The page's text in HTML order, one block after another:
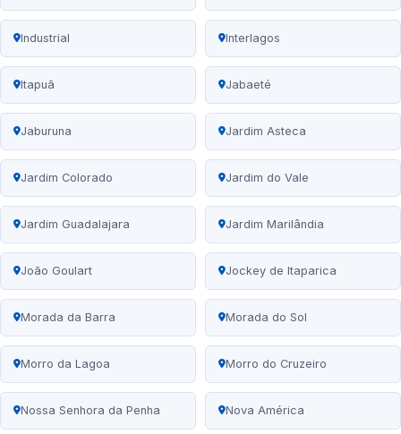
Industrial Interlagos
Itapuã Jabaeté
Jaburuna Jardim Asteca
Jardim Colorado Jardim do Vale
Jardim Guadalajara Jardim Marilândia
João Goulart Jockey de Itaparica
Morada da Barra Morada do Sol
Morro da Lagoa Morro do Cruzeiro
Nossa Senhora da Penha Nova América